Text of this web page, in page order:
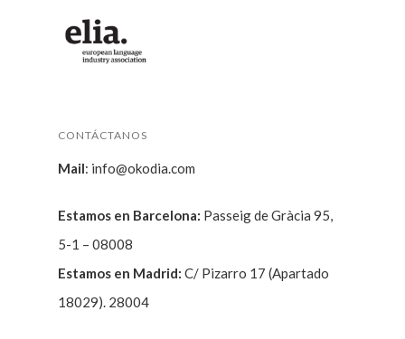
CONTÁCTANOS
Mail: info@okodia.com
Estamos en Barcelona: Passeig de Gràcia 95,
5-1 – 08008
Estamos en Madrid: C/ Pizarro 17 (Apartado
18029). 28004